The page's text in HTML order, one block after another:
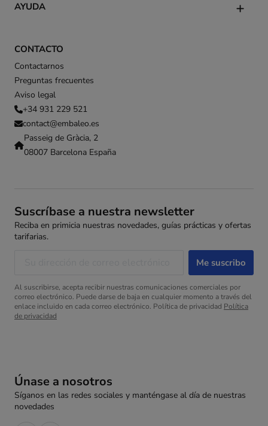
CONTACTO
Contactarnos
Preguntas frecuentes
Aviso legal
+34 931 229 521
contact@embaleo.es
Passeig de Gràcia, 2
08007 Barcelona España
AYUDA
Únase a nosotros
Síganos en las redes sociales y manténgase al día de nuestras
novedades
Suscríbase a nuestra newsletter
Reciba en primicia nuestras novedades, guías prácticas y ofertas
tarifarias.
Al suscribirse, acepta recibir nuestras comunicaciones comerciales por
correo electrónico. Puede darse de baja en cualquier momento a través del
enlace incluido en cada correo electrónico. Política de privacidad Política
de privacidad